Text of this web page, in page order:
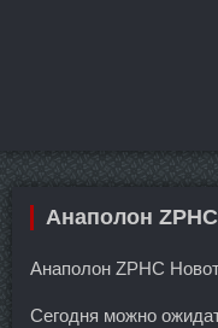
Анаполон
Анаполон ZPHC
Сегодня можно